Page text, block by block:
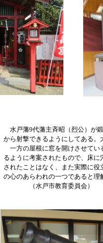
水戸藩9代藩主斉昭（烈公）が
から射撃できるようにしてある
一方の屋根に窓を開けさせてい
るように考案されたもので、床
されたことはなく、また実際に
の心のあらわれの一つであると理
（水戸市教育委員会）